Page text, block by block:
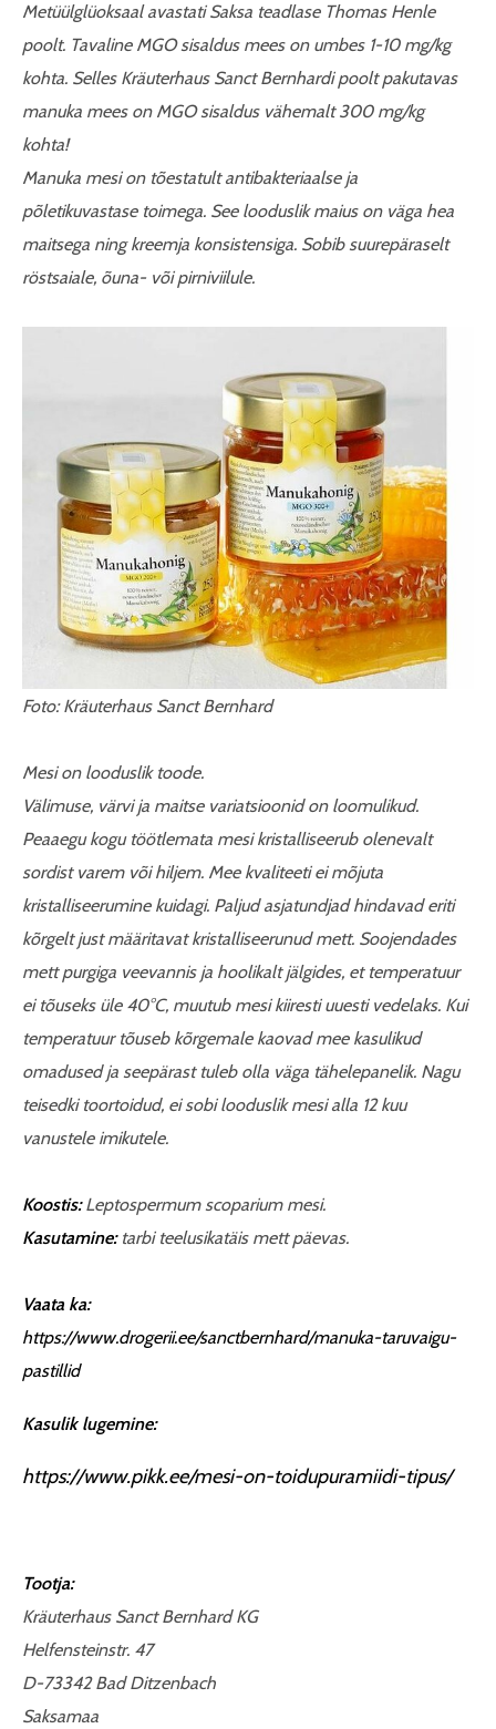
Metüülglüoksaal avastati Saksa teadlase Thomas Henle
poolt. Tavaline MGO sisaldus mees on umbes 1-10 mg/kg
kohta. Selles Kräuterhaus Sanct Bernhardi poolt pakutavas
manuka mees on MGO sisaldus vähemalt 300 mg/kg
kohta!
Manuka mesi on tõestatult antibakteriaalse ja
põletikuvastase toimega. See looduslik maius on väga hea
maitsega ning kreemja konsistensiga. Sobib suurepäraselt
röstsaiale, õuna- või pirniviilule.
Foto: Kräuterhaus Sanct Bernhard
Mesi on looduslik toode.
Välimuse, värvi ja maitse variatsioonid on loomulikud.
Peaaegu kogu töötlemata mesi kristalliseerub olenevalt
sordist varem või hiljem. Mee kvaliteeti ei mõjuta
kristalliseerumine kuidagi. Paljud asjatundjad hindavad eriti
kõrgelt just määritavat kristalliseerunud mett. Soojendades
mett purgiga veevannis ja hoolikalt jälgides, et temperatuur
ei tõuseks üle 40°C, muutub mesi kiiresti uuesti vedelaks. Kui
temperatuur tõuseb kõrgemale kaovad mee kasulikud
omadused ja seepärast tuleb olla väga tähelepanelik. Nagu
teisedki toortoidud, ei sobi looduslik mesi alla 12 kuu
vanustele imikutele.
Koostis:Leptospermum scoparium mesi.
Kasutamine:tarbi teelusikatäis mett päevas.
Vaata ka:
https://www.drogerii.ee/sanctbernhard/manuka-taruvaigu-
pastillid
Kasulik lugemine:
https://www.pikk.ee/mesi-on-toidupuramiidi-tipus/
Tootja:
Kräuterhaus Sanct Bernhard KG
Helfensteinstr. 47
D-73342 Bad Ditzenbach
Saksamaa